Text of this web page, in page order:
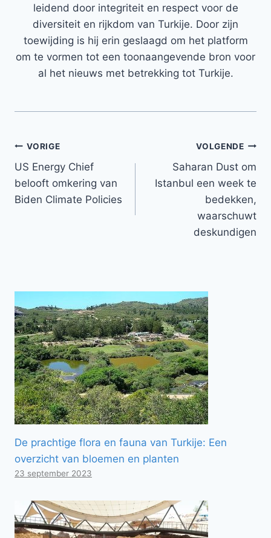
leidend door integriteit en respect voor de
diversiteit en rijkdom van Turkije. Door zijn
toewijding is hij erin geslaagd om het platform
om te vormen tot een toonaangevende bron voor
al het nieuws met betrekking tot Turkije.
Bericht
navigatie
VORIGE
US Energy Chief
belooft omkering van
Biden Climate Policies
VOLGENDE
Saharan Dust om
Istanbul een week te
bedekken,
waarschuwt
deskundigen
De prachtige flora en fauna van Turkije: Een
overzicht van bloemen en planten
23 september 2023